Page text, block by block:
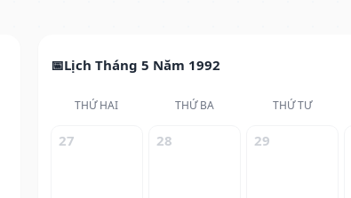
Lịch Tháng 5 Năm 1992
THỨ HAI THỨ BA THỨ TƯ
27 28 29